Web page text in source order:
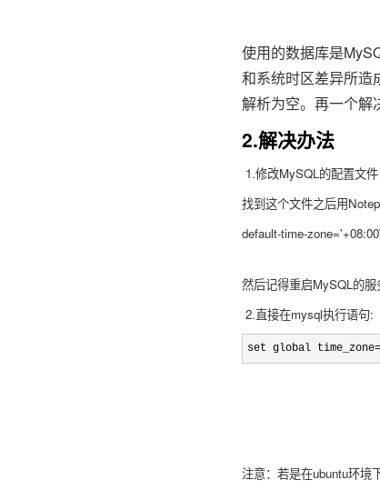
使用的数据库是
和系统时区差异所造
解析为空。再一个解
2.解决办法
1.修改MySQL的配置文
找到这个文件之后用
default-time-zone='+08:00'
然后记得重启MySQL的
2.直接在mysql执行语句:
set global
注意：若是在ubuntu环境